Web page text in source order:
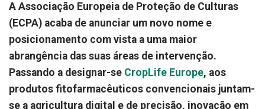
A Associação Europeia de Proteção de Culturas
(ECPA) acaba de anunciar um novo nome e
posicionamento com vista a uma maior
abrangência das suas áreas de intervenção.
Passando a designar-se CropLife Europe, aos
produtos fitofarmacêuticos convencionais juntam-
se a agricultura digital e de precisão, inovação em